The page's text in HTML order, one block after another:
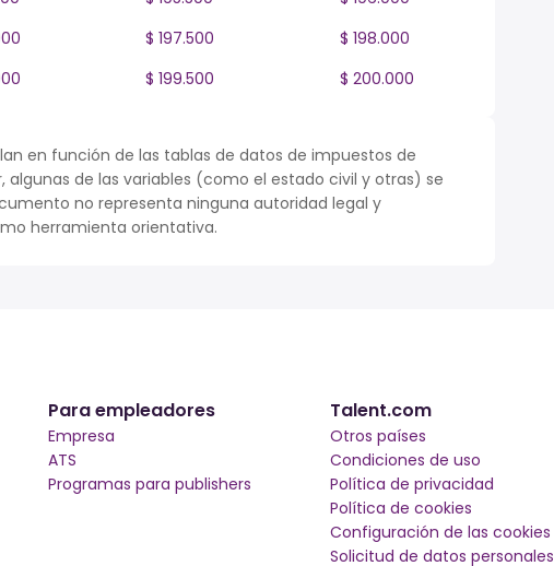
$ 197.500
$ 198.000
$ 199.500 $ 200.000
en función de las tablas de datos de impuestos de
algunas de las variables (como el estado civil y otras) se
no representa ninguna autoridad legal y
herramienta orientativa.
Para empleadores
Empresa
ATS
Programas para publishers
Talent.com
Otros países
Condiciones de uso
Política de privacidad
Política de cookies
Configuración de las cookies
Solicitud de datos personales